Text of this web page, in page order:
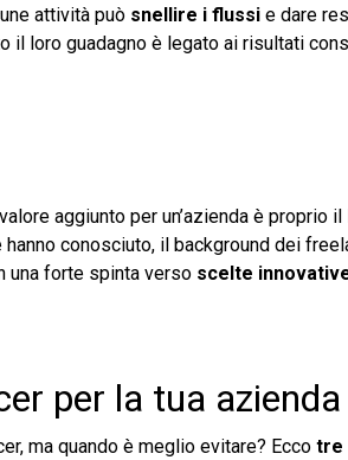
attività può snellire i flussi e dare
il loro guadagno è legato ai risultati
aggiunto per un’azienda è proprio il
conosciuto, il background dei
una forte spinta verso scelte
per la tua azienda
ma quando è meglio evitare? Ecco tre